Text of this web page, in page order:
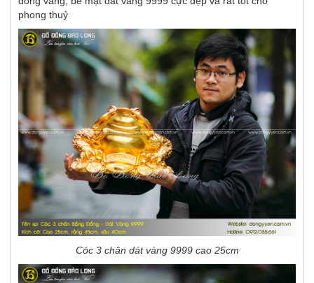
phong thuỷ
Cóc 3 chân dát vàng 9999 cao 25cm